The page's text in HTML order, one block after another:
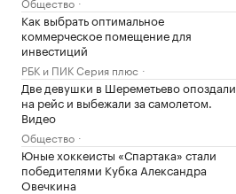
Как выбрать оптимальное
коммерческое помещение для
инвестиций
РБК и ПИК Серия плюс
Две девушки в Шереметьево опоздали
на рейс и выбежали за самолетом.
Видео
Общество
Юные хоккеисты «Спартака» стали
победителями Кубка Александра
Овечкина